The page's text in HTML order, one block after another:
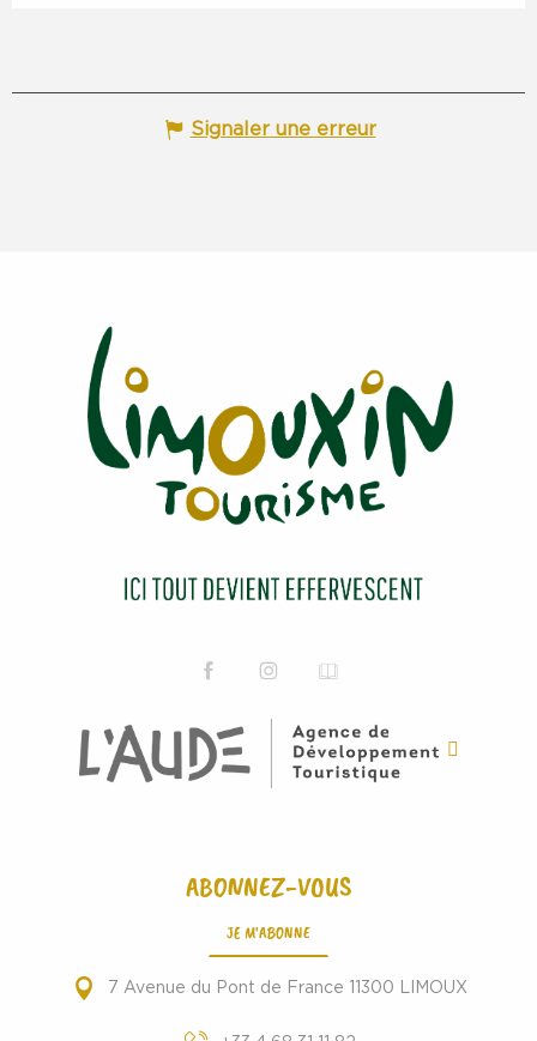
Signaler une erreur
ABONNEZ-VOUS
JE M'ABONNE
7 Avenue du Pont de France 11300 LIMOUX